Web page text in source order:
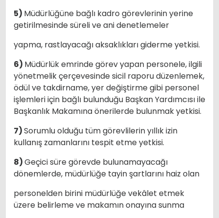
5) Müdürlüğüne bağlı kadro görevlerinin yerine
getirilmesinde süreli ve ani denetlemeler
yapma, rastlayacağı aksaklıkları giderme yetkisi.
6) Müdürlük emrinde görev yapan personele, ilgili
yönetmelik çerçevesinde sicil raporu düzenlemek,
ödül ve takdirname, yer değiştirme gibi personel
işlemleri için bağlı bulunduğu Başkan Yardımcısı ile
Başkanlık Makamına önerilerde bulunmak yetkisi.
7)Sorumlu olduğu tüm görevlilerin yıllık izin
kullanış zamanlarını tespit etme yetkisi.
8)Geçici süre görevde bulunamayacağı
dönemlerde, müdürlüğe tayin şartlarını haiz olan
personelden birini müdürlüğe vekâlet etmek
üzere belirleme ve makamın onayına sunma